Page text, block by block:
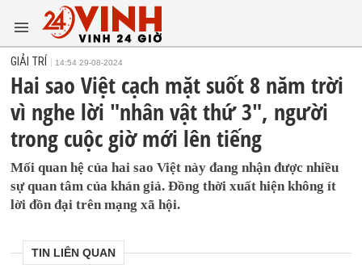
GIẢI TRÍ 14:54 29-08-2024
Hai sao Việt cạch mặt suốt 8 năm trời
vì nghe lời "nhân vật thứ 3", người
trong cuộc giờ mới lên tiếng
Mối quan hệ của hai sao Việt này đang nhận được nhiều
sự quan tâm của khán giả. Đồng thời xuất hiện không ít
lời đồn đại trên mạng xã hội.
TIN LIÊN QUAN